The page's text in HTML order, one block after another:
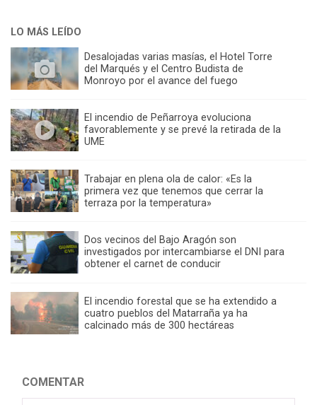
LO MÁS LEÍDO
Desalojadas varias masías, el Hotel Torre
del Marqués y el Centro Budista de
Monroyo por el avance del fuego
El incendio de Peñarroya evoluciona
favorablemente y se prevé la retirada de la
UME
Trabajar en plena ola de calor: «Es la
primera vez que tenemos que cerrar la
terraza por la temperatura»
Dos vecinos del Bajo Aragón son
investigados por intercambiarse el DNI para
obtener el carnet de conducir
El incendio forestal que se ha extendido a
cuatro pueblos del Matarraña ya ha
calcinado más de 300 hectáreas
COMENTAR